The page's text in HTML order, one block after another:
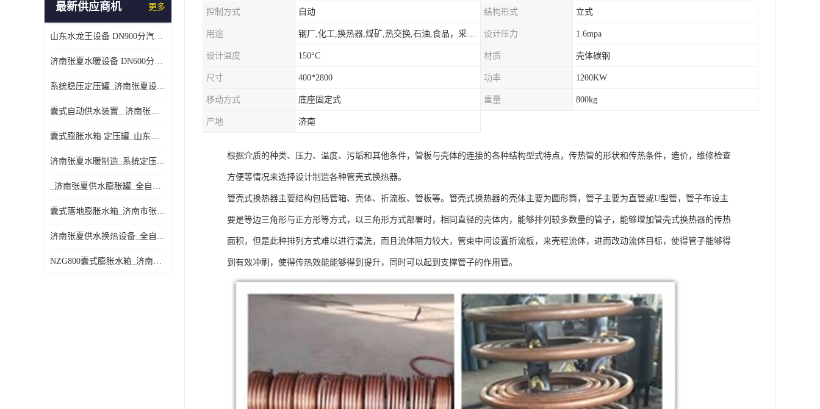
最新供应商机 更多
山东水龙王设备 DN900分汽缸 分集水器
济南张夏水暖设备 DN600分汽缸 分集水器
系统稳压定压罐_济南张夏设备厂家_采暖空调系统
囊式自动供水装置_ 济南张夏水暖设备
囊式膨胀水箱 定压罐_山东水龙王设备销售
济南张夏水暖制造_系统定压装置 定压罐
_济南张夏供水膨胀罐_全自动定压排气机组
囊式落地膨胀水箱_济南市张夏水暖器材厂
济南张夏供水换热设备_全自动定压脱气装置
NZG800囊式膨胀水箱_济南张夏设备制造
控制方式 自动 结构形式 立式
用途 钢厂,化工,换热器,煤矿,热交换,石油,食品，采暖.供热.空调。 设计压力 1.6mpa
设计温度 150°C 材质 壳体碳钢
尺寸 400*2800 功率 1200KW
移动方式 底座固定式 重量 800kg
产地 济南
根据介质的种类、压力、温度、污垢和其他条件，管板与壳体的连接的各种结构型式特点，传热管的形状和传热条件，造价，维修检查
方便等情况来选择设计制造各种管壳式换热器。
管壳式换热器主要结构包括管箱、壳体、折流板、管板等。管壳式换热器的壳体主要为圆形筒，管子主要为直管或U型管，管子布设主
要是等边三角形与正方形等方式，以三角形方式部署时，相同直径的壳体内，能够排列较多数量的管子，能够增加管壳式换热器的传热
面积，但是此种排列方式难以进行清洗，而且流体阻力较大，管束中间设置折流板，来壳程流体，进而改动流体目标，使得管子能够得
到有效冲刷，使得传热效能能够得到提升，同时可以起到支撑管子的作用管。